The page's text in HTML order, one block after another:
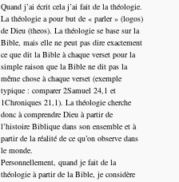
Quand j’ai écrit cela j’ai fait de la théologie.
La théologie a pour but de « parler » (logos)
de Dieu (theos). La théologie se base sur la
Bible, mais elle ne peut pas dire exactement
ce que dit la Bible à chaque verset pour la
simple raison que la Bible ne dit pas la
même chose à chaque verset (exemple
typique : comparer 2Samuel 24,1 et
1Chroniques 21,1). La théologie cherche
donc à comprendre Dieu à partir de
l’histoire Biblique dans son ensemble et à
partir de la réalité de ce qu’on observe dans
le monde.
Personnellement, quand je fait de la
théologie à partir de la Bible, je considère